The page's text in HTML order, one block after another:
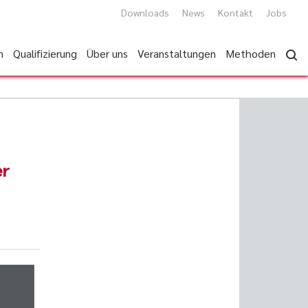
Downloads News Kontakt Jobs
Qualifizierung Über uns Veranstaltungen Methoden